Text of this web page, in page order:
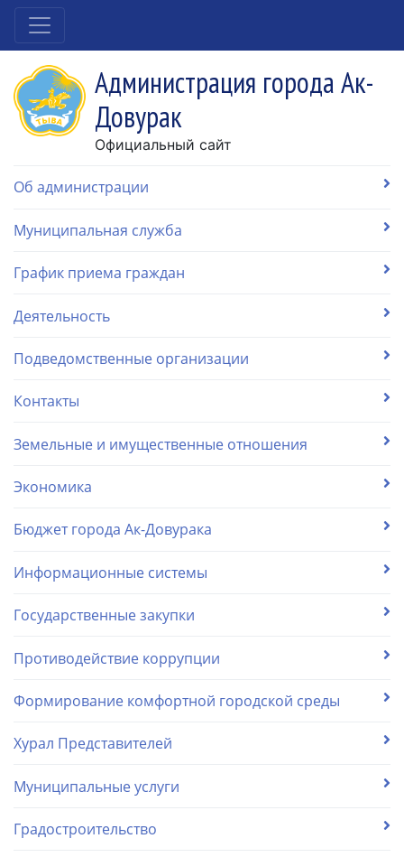
Администрация города Ак-
Довурак
Официальный сайт
Об администрации
Муниципальная служба
График приема граждан
Деятельность
Подведомственные организации
Контакты
Земельные и имущественные отношения
Экономика
Бюджет города Ак-Довурака
Информационные системы
Государственные закупки
Противодействие коррупции
Формирование комфортной городской среды
Хурал Представителей
Муниципальные услуги
Градостроительство